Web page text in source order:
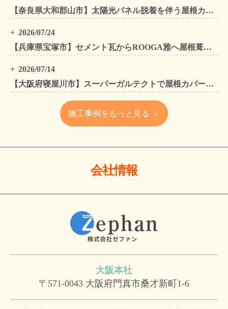
【奈良県大和郡山市】太陽光パネル脱着を伴う屋根カバー工法・外壁カバー工法・外壁塗装工事｜スーパーガルテクト施工事例
2026/07/24
【兵庫県宝塚市】セメント瓦からROOGA雅へ屋根葺き替え モダングレーで軽量化・外壁塗装も同時施工
2026/07/14
【大阪府寝屋川市】スーパーガルテクトで屋根カバー工法・外壁塗装・雨樋工事｜住まいをトータルリフォームした施工事例
施工事例をもっと見る ＞
会社情報
大阪本社
〒571-0043 大阪府門真市桑才新町1-6